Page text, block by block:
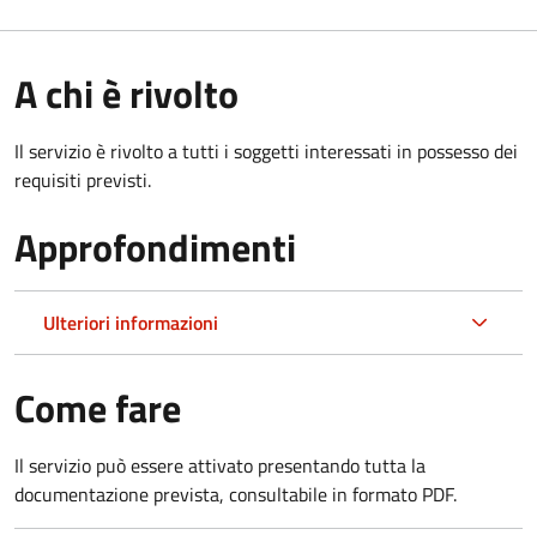
A chi è rivolto
Il servizio è rivolto a tutti i soggetti interessati in possesso dei
requisiti previsti.
Approfondimenti
Ulteriori informazioni
Come fare
Il servizio può essere attivato presentando tutta la
documentazione prevista, consultabile in formato PDF.